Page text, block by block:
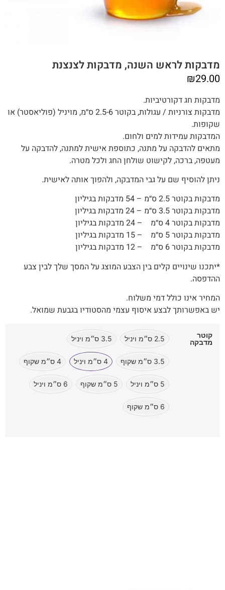
מדבקות לראש השנה, מדבקות לצנצנת
₪29.00
מדבקות חג דקורטיביות.
מדבקות צורניות / עגולות, בקוטר 2.5-6 ס״מ, מויניל (פוליאסטר) או
שקופות.
המדבקות עמידות למים ולחום.
מתאים להדבקה על מתנה, כתוספת אישית למתנה, להדבקה על
מעטפה, ברכה, לקישוט שולחן החג ולכל מטרה.
ניתן להוסיף שם על גבי המדבקה, ולהפוך אותה לאישית.
מדבקות בקוטר 2.5 ס״מ – 54 מדבקות בגיליון
מדבקות בקוטר 3.5 ס״מ – 24 מדבקות בגיליון
מדבקות בקוטר 4 ס״מ – 24 מדבקות בגיליון
מדבקות בקוטר 5 ס״מ – 15 מדבקות בגיליון
מדבקות בקוטר 6 ס״מ – 12 מדבקות בגיליון
*יתכנו שינויים קלים בין הצבע המוצג על המסך שלך לבין צבע
ההדפסה.
המחיר אינו כולל דמי משלוח.
יש באפשרותך לבצע איסוף עצמי מהסטודיו בגבעת שמואל.
קוטר
מדבקה
2.5 ס״מ ויניל 3.5 ס״מ ויניל
3.5 ס״מ שקוף 4 ס״מ ויניל 4 ס״מ שקוף
5 ס״מ ויניל 5 ס״מ שקוף 6 ס״מ ויניל
6 ס״מ שקוף